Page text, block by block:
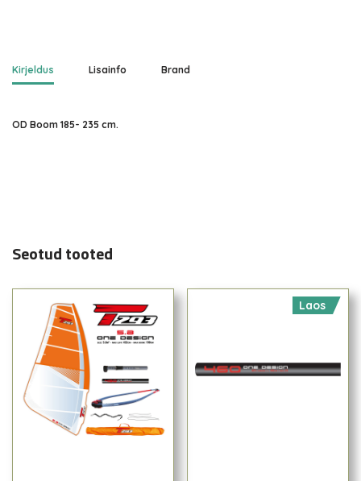
Kirjeldus Lisainfo Brand
OD Boom 185- 235 cm.
Seotud tooted
Laos